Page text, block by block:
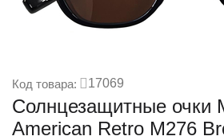
Код товара: 17069
Солнцезащитные очки
American Retro M276